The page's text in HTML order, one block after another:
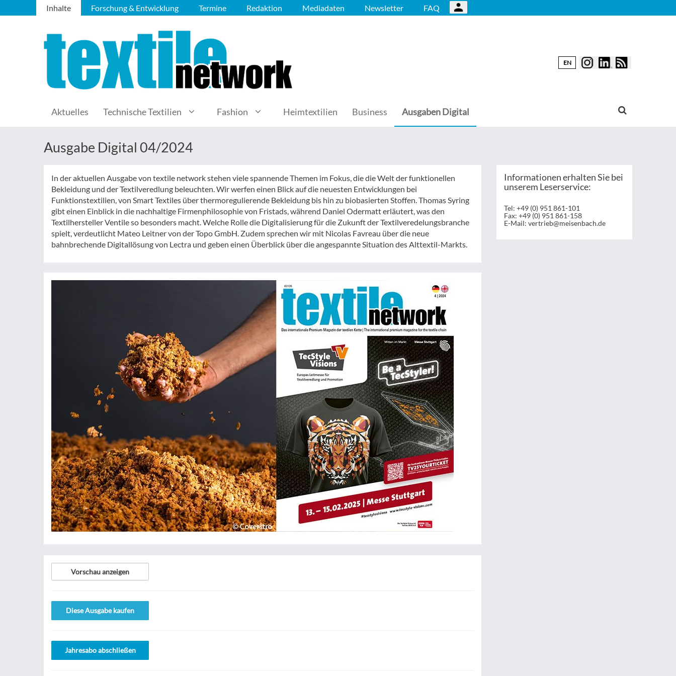
Inhalte Forschung & Entwicklung Termine Redaktion Mediadaten Newsletter FAQ
EN
Aktuelles Technische Textilien Fashion Heimtextilien Business Ausgaben Digital
Ausgabe Digital 04/2024
In der aktuellen Ausgabe von textile network stehen viele spannende Themen im Fokus, die die Welt der funktionellen
Bekleidung und der Textilveredlung beleuchten. Wir werfen einen Blick auf die neuesten Entwicklungen bei
Funktionstextilien, von Smart Textiles über thermoregulierende Bekleidung bis hin zu biobasierten Stoffen. Thomas Syring
gibt einen Einblick in die nachhaltige Firmenphilosophie von Fristads, während Daniel Odermatt erläutert, was den
Textilhersteller Ventile so besonders macht. Welche Rolle die Digitalisierung für die Zukunft der Textilveredelungsbranche
spielt, verdeutlicht Mateo Leitner von der Topo GmbH. Zudem sprechen wir mit Nicolas Favreau über die neue
bahnbrechende Digitallösung von Lectra und geben einen Überblick über die angespannte Situation des Alttextil-Markts.
Vorschau anzeigen
Diese Ausgabe kaufen
Jahresabo abschließen
Informationen erhalten Sie bei
unserem Leserservice:
Tel: +49 (0) 951 861-101
Fax: +49 (0) 951 861-158
E-Mail: vertrieb@meisenbach.de